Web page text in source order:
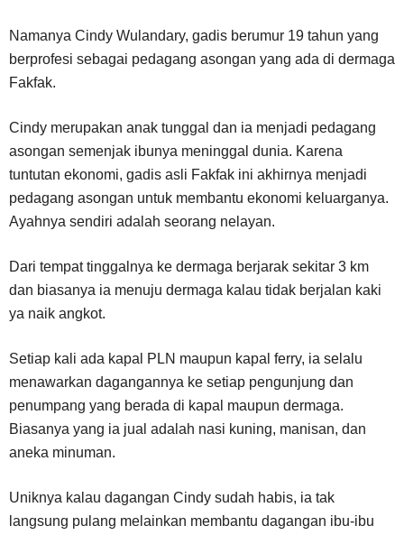
Namanya Cindy Wulandary, gadis berumur 19 tahun yang
berprofesi sebagai pedagang asongan yang ada di dermaga
Fakfak.
Cindy merupakan anak tunggal dan ia menjadi pedagang
asongan semenjak ibunya meninggal dunia. Karena
tuntutan ekonomi, gadis asli Fakfak ini akhirnya menjadi
pedagang asongan untuk membantu ekonomi keluarganya.
Ayahnya sendiri adalah seorang nelayan.
Dari tempat tinggalnya ke dermaga berjarak sekitar 3 km
dan biasanya ia menuju dermaga kalau tidak berjalan kaki
ya naik angkot.
Setiap kali ada kapal PLN maupun kapal ferry, ia selalu
menawarkan dagangannya ke setiap pengunjung dan
penumpang yang berada di kapal maupun dermaga.
Biasanya yang ia jual adalah nasi kuning, manisan, dan
aneka minuman.
Uniknya kalau dagangan Cindy sudah habis, ia tak
langsung pulang melainkan membantu dagangan ibu-ibu